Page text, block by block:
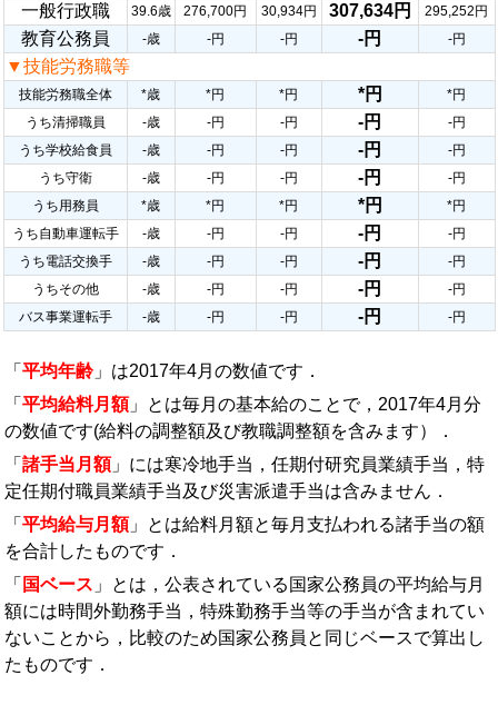
一般行政職 39.6歳 276,700円 30,934円 307,634円 295,252円
教育公務員 -歳 -円 -円 -円 -円
▼技能労務職等
技能労務職全体 *歳 *円 *円 *円
*円
うち清掃職員
-歳 -円 -円 -円
-円
うち学校給食員
-歳 -円 -円 -円
-円
うち守衛
-歳 -円 -円 -円
-円
うち用務員
*歳 *円 *円 *円
*円
うち自動車運転手
-歳 -円 -円 -円
-円
うち電話交換手
-歳 -円 -円 -円
-円
うちその他
-歳 -円 -円 -円
-円
バス事業運転手
-歳 -円 -円 -円 -円
「 平均年齢 」は2017年4月の数値です．
「 平均給料月額」とは毎月の基本給のことで，2017年4月分
の数値です(給料の調整額及び教職調整額を含みます）．
「 諸手当月額」には寒冷地手当，任期付研究員業績手当，特
定任期付職員業績手当及び災害派遣手当は含みません．
「 平均給与月額」とは給料月額と毎月支払われる諸手当の額
を合計したものです．
「 国ベース 」とは，公表されている国家公務員の平均給与月
額には時間外勤務手当，特殊勤務手当等の手当が含まれてい
ないことから，比較のため国家公務員と同じベースで算出し
たものです．